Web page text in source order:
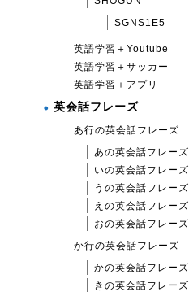
SGNS1E5
英語学習＋Youtube
英語学習＋サッカー
英語学習＋アプリ
英会話フレーズ
あ行の英会話フレーズ
あの英会話フレーズ
いの英会話フレーズ
うの英会話フレーズ
えの英会話フレーズ
おの英会話フレーズ
か行の英会話フレーズ
かの英会話フレーズ
きの英会話フレーズ